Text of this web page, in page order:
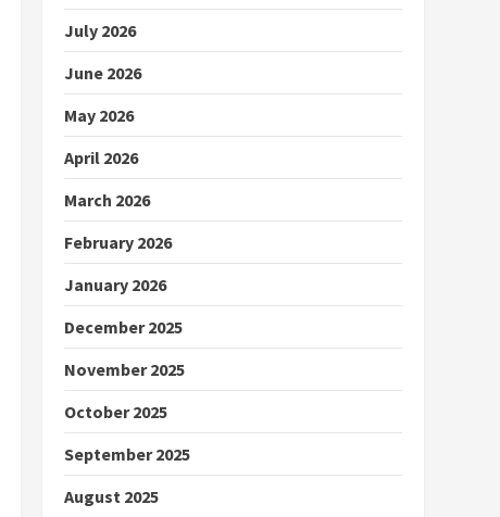
July 2026
June 2026
May 2026
April 2026
March 2026
February 2026
January 2026
December 2025
November 2025
October 2025
September 2025
August 2025